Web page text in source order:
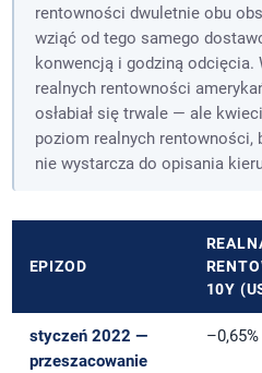
rentowności dwuletnie obu
wziąć od tego samego
konwencją i godziną odcięcia.
realnych rentowności
osłabiał się trwale — ale
poziom realnych rentowności,
nie wystarcza do opisania
EPIZOD
10Y
styczeń 2022 —
przeszacowanie
–0,65%